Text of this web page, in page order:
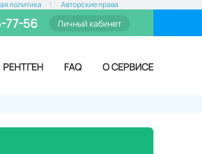
политика Авторские права
77-56 Личный кабинет
РЕНТГЕН FAQ О СЕРВИСЕ